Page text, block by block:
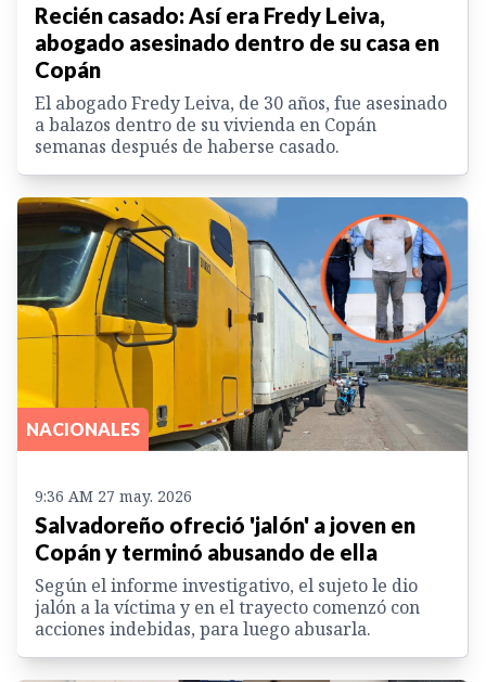
Recién casado: Así era Fredy Leiva,
abogado asesinado dentro de su casa en
Copán
El abogado Fredy Leiva, de 30 años, fue asesinado
a balazos dentro de su vivienda en Copán
semanas después de haberse casado.
NACIONALES
9:36 AM 27 may. 2026
Salvadoreño ofreció 'jalón' a joven en
Copán y terminó abusando de ella
Según el informe investigativo, el sujeto le dio
jalón a la víctima y en el trayecto comenzó con
acciones indebidas, para luego abusarla.